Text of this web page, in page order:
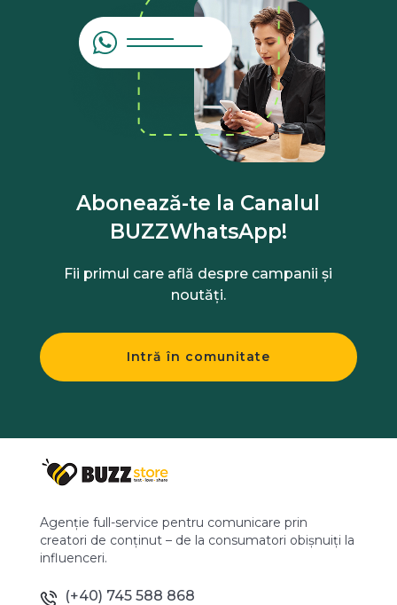
Abonează-te la Canalul
BUZZWhatsApp!
Fii primul care află despre campanii și
noutăți.
Intră în comunitate
Agenție full-service pentru comunicare prin
creatori de conținut – de la consumatori obișnuiți la
influenceri.
(+40) 745 588 868